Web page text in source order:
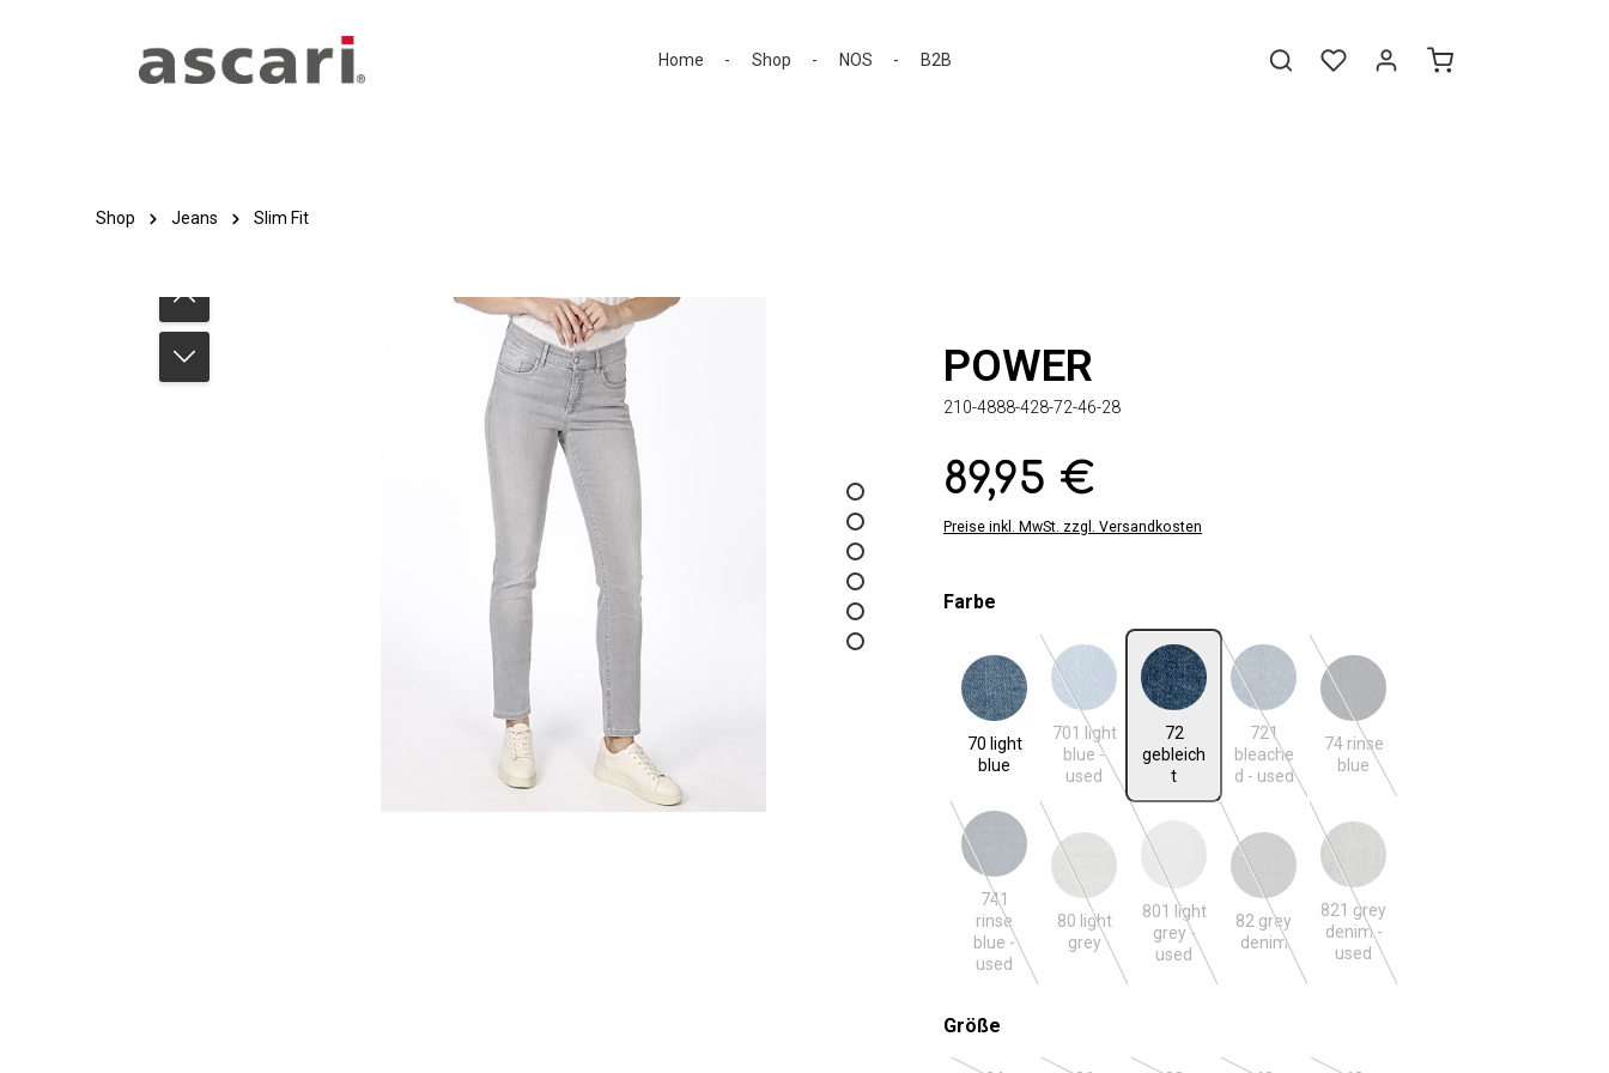
Home
Shop NOS B2B
Shop Jeans Slim Fit
POWER
210-4888-428-72-46-28
Regulärer Preis:
89,95 €
Preise inkl. MwSt. zzgl. Versandkosten
Farbe
70 light
blue
70 light blue
701 light
blue -
used
701 light blue - used
(Diese Option ist zurzeit nicht verfügbar.)
72
gebleich
t
72 gebleicht
721
bleache
d - used
721 bleached - used
(Diese Option ist zurzeit nicht verfügbar.)
74 rinse
blue
74 rinse blue
(Diese Option ist zurzeit nicht
741
rinse
blue -
used
741 rinse blue - used
(Diese Option ist zurzeit nicht verfügbar.)
80 light
grey
80 light grey
(Diese Option ist zurzeit nicht verfügbar.)
801 light
grey -
used
801 light grey - used
(Diese Option ist zurzeit nicht verfügbar.)
82 grey
denim
82 grey denim
(Diese Option ist zurzeit nicht verfügbar.)
821 grey
denim -
used
821 grey denim - used
(Diese Option ist zurzeit nicht
Größe